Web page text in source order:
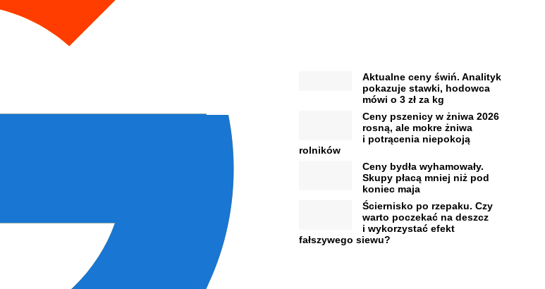
Aktualne ceny świń. Analityk
pokazuje stawki, hodowca
mówi o 3 zł za kg
Ceny pszenicy w żniwa 2026
rosną, ale mokre żniwa
i potrącenia niepokoją
rolników
Ceny bydła wyhamowały.
Skupy płacą mniej niż pod
koniec maja
Ściernisko po rzepaku. Czy
warto poczekać na deszcz
i wykorzystać efekt
fałszywego siewu?